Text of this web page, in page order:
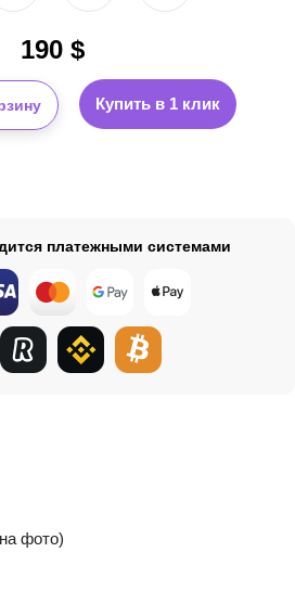
190$
Купить в 1 клик
фото)
платежными системами